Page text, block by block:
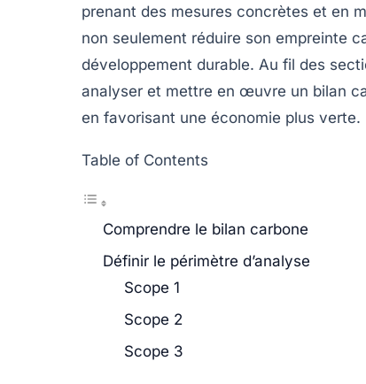
prenant des mesures concrètes et en
non seulement réduire son empreinte
développement durable. Au fil des
analyser et mettre en œuvre un bilan
en favorisant une économie plus verte.
Table of Contents
Comprendre le bilan carbone
Définir le périmètre d’analyse
Scope 1
Scope 2
Scope 3